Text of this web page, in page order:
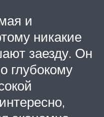
и
никакие
заезду. Он
глубокому